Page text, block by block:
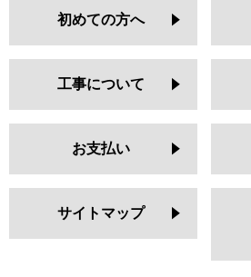
初めての方へ
工事について
お支払い
サイトマップ